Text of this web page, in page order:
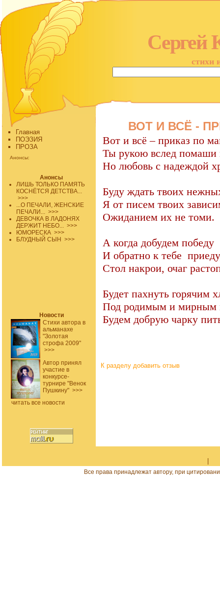
Сергей
стихи
Главная
ПОЭЗИЯ
ПРОЗА
Анонсы:
Анонсы
ЛИШЬ ТОЛЬКО ПАМЯТЬ
КОСНЁТСЯ ДЕТСТВА...
>>>
...О ПЕЧАЛИ, ЖЕНСКИЕ
ПЕЧАЛИ... >>>
ДЕВОЧКА В ЛАДОНЯХ
ДЕРЖИТ НЕБО... >>>
ЮМОРЕСКА >>>
БЛУДНЫЙ СЫН >>>
Новости
Стихи автора в
альманахе
"Золотая
строфа 2009"
>>>
Автор принял
участие в
конкурсе-
турнире "Венок
Пушкину" >>>
читать все новости
ВОТ И ВСЁ -
Вот и всё – приказ по
Ты рукою вслед помаши
Но любовь с надеждой
Буду ждать твоих
Я от писем твоих
Ожиданием их не томи.
А когда добудем победу
И обратно к тебе
Стол накрои, очаг
Будет пахнуть горячим
Под родимым и мирным
Будем добрую чарку
К разделу добавить отзыв
Все права принадлежат автору, при